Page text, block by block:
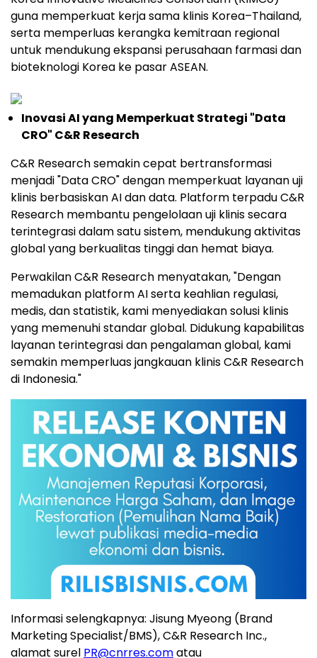
guna memperkuat kerja sama klinis Korea–Thailand,
serta memperluas kerangka kemitraan regional
untuk mendukung ekspansi perusahaan farmasi dan
bioteknologi Korea ke pasar ASEAN.
Inovasi AI yang Memperkuat Strategi "Data
CRO" C&R Research
C&R Research semakin cepat bertransformasi
menjadi "Data CRO" dengan memperkuat layanan uji
klinis berbasiskan AI dan data. Platform terpadu C&R
Research membantu pengelolaan uji klinis secara
terintegrasi dalam satu sistem, mendukung aktivitas
global yang berkualitas tinggi dan hemat biaya.
Perwakilan C&R Research menyatakan, "Dengan
memadukan platform AI serta keahlian regulasi,
medis, dan statistik, kami menyediakan solusi klinis
yang memenuhi standar global. Didukung kapabilitas
layanan terintegrasi dan pengalaman global, kami
semakin memperluas jangkauan klinis C&R Research
di Indonesia."
Informasi selengkapnya: Jisung Myeong (Brand
Marketing Specialist/BMS), C&R Research Inc.,
alamat surel PR@cnrres.comatau